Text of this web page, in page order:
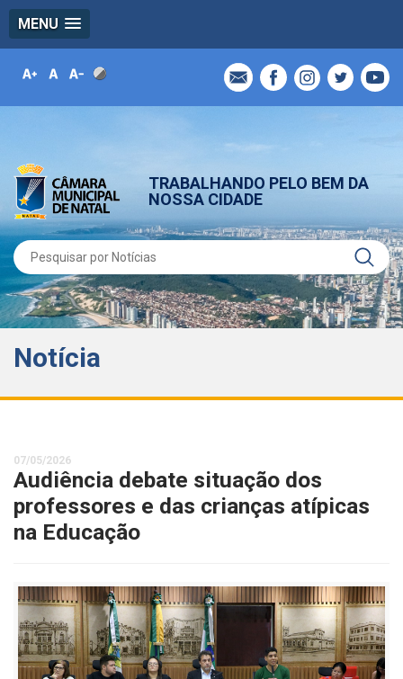
MENU
TRABALHANDO PELO BEM DA
NOSSA CIDADE
Notícia
07/05/2026
Audiência debate situação dos
professores e das crianças atípicas
na Educação